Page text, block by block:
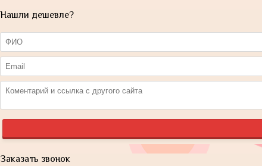
Нашли дешевле?
Заказать звонок